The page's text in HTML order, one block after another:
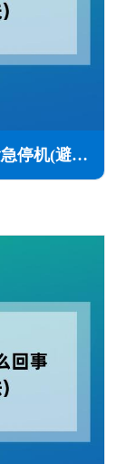
凌格风空压机在什么情况下需要紧急停机(避免造成不必要损失)